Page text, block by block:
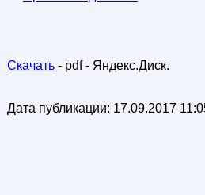
Скачать- pdf - Яндекс.Диск.
Дата публикации: 17.09.2017